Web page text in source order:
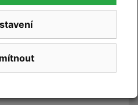
Již brzy vám představíme